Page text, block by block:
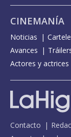
CINEMANÍA
Noticias
Avances
Actores y actrices
Contacto